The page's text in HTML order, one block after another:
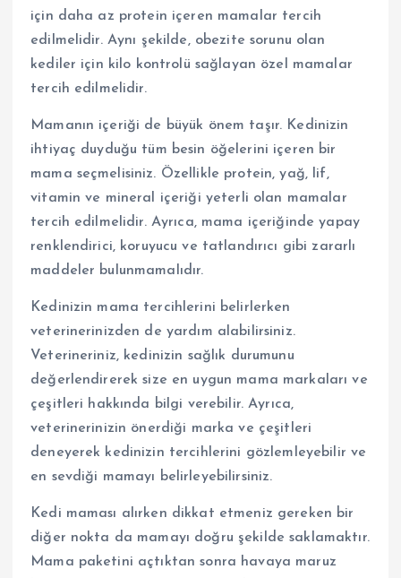
için daha az protein içeren mamalar tercih
edilmelidir. Aynı şekilde, obezite sorunu olan
kediler için kilo kontrolü sağlayan özel mamalar
tercih edilmelidir.
Mamanın içeriği de büyük önem taşır. Kedinizin
ihtiyaç duyduğu tüm besin öğelerini içeren bir
mama seçmelisiniz. Özellikle protein, yağ, lif,
vitamin ve mineral içeriği yeterli olan mamalar
tercih edilmelidir. Ayrıca, mama içeriğinde yapay
renklendirici, koruyucu ve tatlandırıcı gibi zararlı
maddeler bulunmamalıdır.
Kedinizin mama tercihlerini belirlerken
veterinerinizden de yardım alabilirsiniz.
Veterineriniz, kedinizin sağlık durumunu
değerlendirerek size en uygun mama markaları ve
çeşitleri hakkında bilgi verebilir. Ayrıca,
veterinerinizin önerdiği marka ve çeşitleri
deneyerek kedinizin tercihlerini gözlemleyebilir ve
en sevdiği mamayı belirleyebilirsiniz.
Kedi maması alırken dikkat etmeniz gereken bir
diğer nokta da mamayı doğru şekilde saklamaktır.
Mama paketini açtıktan sonra havaya maruz